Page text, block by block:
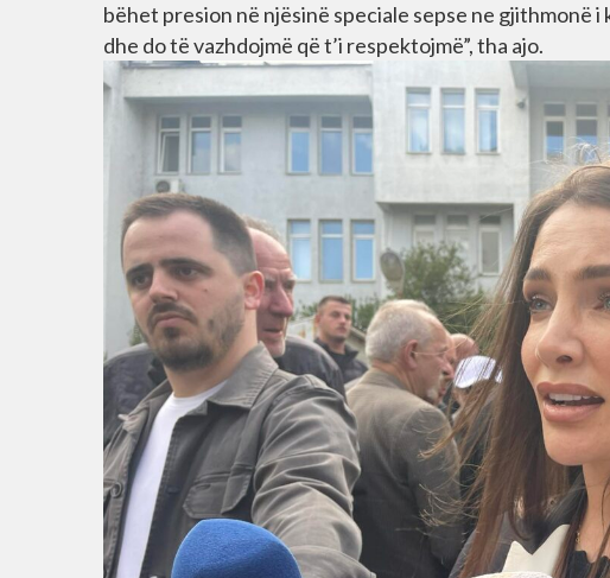
bëhet presion në njësinë speciale sepse ne
dhe do të vazhdojmë që t’i respektojmë”, tha ajo.